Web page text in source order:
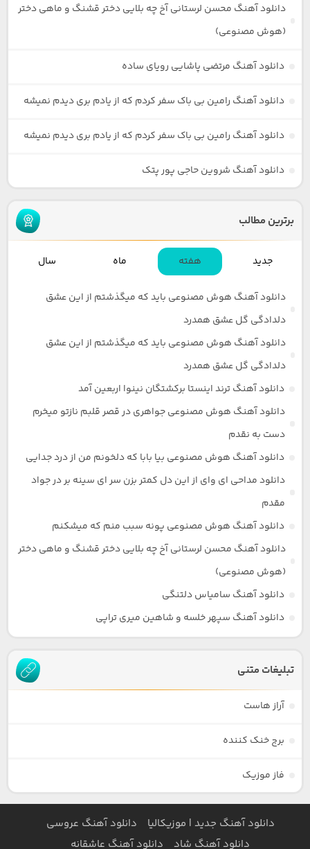
دانلود آهنگ محسن لرستانی آخ چه بلایی دختر قشنگ و ماهی دختر
(هوش مصنوعی)
دانلود آهنگ مرتضی پاشایی رویای ساده
دانلود آهنگ رامین بی باک سفر کردم که از یادم بری دیدم نمیشه
دانلود آهنگ رامین بی باک سفر کردم که از یادم بری دیدم نمیشه
دانلود آهنگ شروین حاجی پور پتک
برترین مطالب
جدید هفته ماه سال
دانلود آهنگ هوش مصنوعی باید که میگذشتم از این عشق
دلدادگی گل عشق همدرد
دانلود آهنگ هوش مصنوعی باید که میگذشتم از این عشق
دلدادگی گل عشق همدرد
دانلود آهنگ ترند اینستا برکشتگان نینوا اربعین آمد
دانلود آهنگ هوش مصنوعی جواهری در قصر قلبم نازتو میخرم
دست به نقدم
دانلود آهنگ هوش مصنوعی بیا بابا که دلخونم من از درد جدایی
دانلود مداحی ای وای از این دل کمتر بزن سر ای سینه بر در جواد
مقدم
دانلود آهنگ هوش مصنوعی پونه سبب منم که میشکنم
دانلود آهنگ محسن لرستانی آخ چه بلایی دختر قشنگ و ماهی دختر
(هوش مصنوعی)
دانلود آهنگ سامیاس دلتنگی
دانلود آهنگ سپهر خلسه و شاهین میری تراپی
تبلیغات متنی
آراز هاست
برج خنک کننده
فاز موزیک
دانلود آهنگ جدید | موزیکالیا
دانلود آهنگ عروسی
دانلود آهنگ شاد
دانلود آهنگ عاشقانه